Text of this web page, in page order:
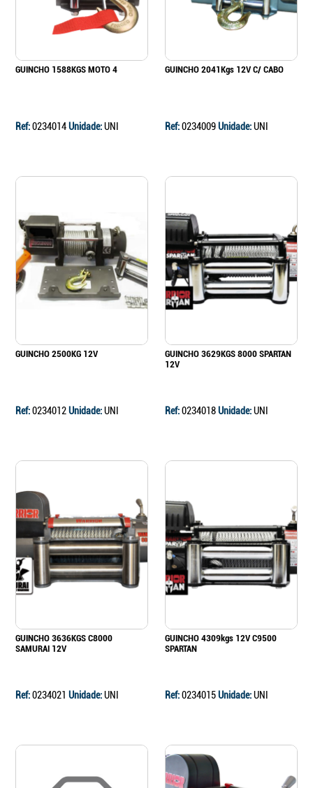
GUINCHO 1588KGS MOTO 4
Ref:0234014Unidade:UNI
GUINCHO 2041Kgs 12V C/ CABO
Ref:0234009Unidade:UNI
GUINCHO 2500KG 12V
Ref:0234012Unidade:UNI
GUINCHO 3629KGS 8000 SPARTAN
12V
Ref:0234018Unidade:UNI
GUINCHO 3636KGS C8000
SAMURAI 12V
Ref:0234021 Unidade:UNI
GUINCHO 4309kgs 12V C9500
SPARTAN
Ref:0234015Unidade:UNI